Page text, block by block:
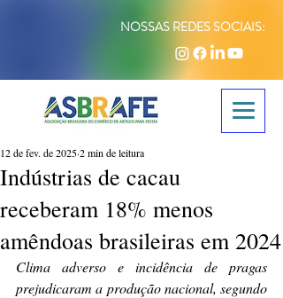
NOSSAS REDES SOCIAIS:
Indústrias de cacau
receberam 18% menos
amêndoas brasileiras em 2024
12 de fev. de 20252 min de leitura
Clima adverso e incidência de pragas
prejudicaram a produção nacional, segundo